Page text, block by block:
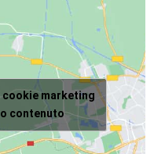
cookie marketing
contenuto